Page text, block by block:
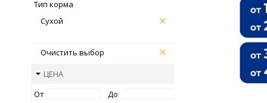
Тип корма
Сухой
Очистить выбор
ЦЕНА
От
До